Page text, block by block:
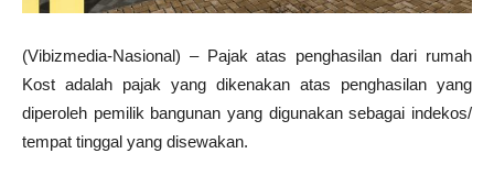
(Vibizmedia-Nasional) – Pajak atas penghasilan dari rumah
Kost adalah pajak yang dikenakan atas penghasilan yang
diperoleh pemilik bangunan yang digunakan sebagai indekos/
tempat tinggal yang disewakan.